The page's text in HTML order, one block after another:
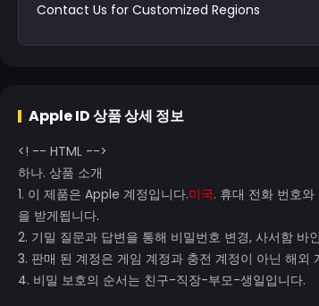
Contact Us for Customized Regions
Apple ID상품 상세 정보
<! -- HTML -->
하나. 상품 소개
1. 이 제품은 Apple 계정입니다.미국. 휴대 전화 번호
을 받게됩니다.
2. 기밀 질문과 답변을 통해 비밀번호 변경, 사서함
3. 판매 된 계정은 게임 계정과 충전 계정이 아닌 해
4. 비밀 보호의 순서는 친구-직장-부모-생일입니다.